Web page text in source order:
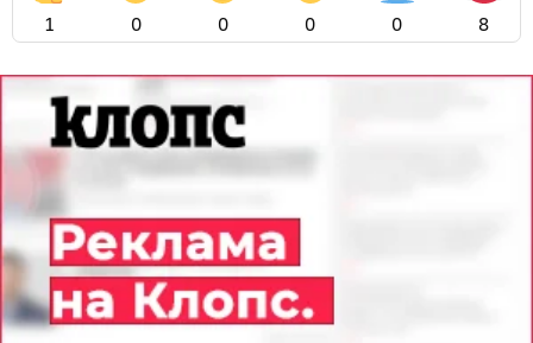
1 0 0 0 0 8